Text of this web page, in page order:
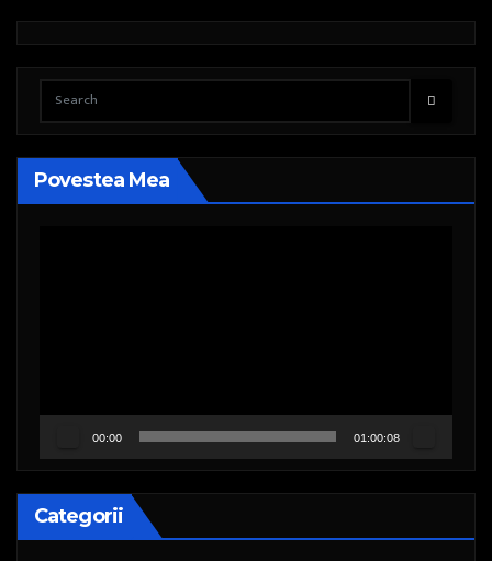
Povestea Mea
00:00 01:00:08
Categorii